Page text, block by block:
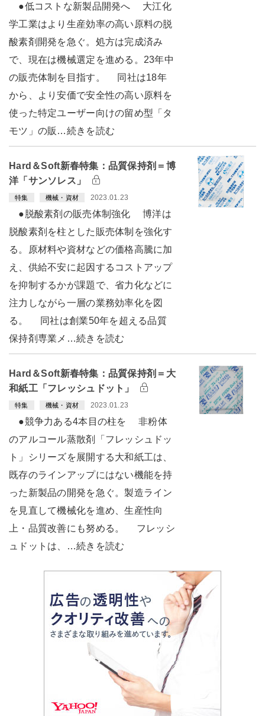
●低コストな新製品開発へ 大江化
学工業はより生産効率の高い原料の脱
酸素剤開発を急ぐ。処方は完成済み
で、現在は機械選定を進める。23年中
の販売体制を目指す。 同社は18年
から、より安価で安全性の高い原料を
使った特定ユーザー向けの留め型「タ
モツ」の販…続きを読む
Hard＆Soft新春特集：品質保持剤＝博
洋「サンソレス」
特集 機械・資材 2023.01.23
●脱酸素剤の販売体制強化 博洋は
脱酸素剤を柱とした販売体制を強化す
る。原材料や資材などの価格高騰に加
え、供給不安に起因するコストアップ
を抑制するかが課題で、省力化などに
注力しながら一層の業務効率化を図
る。 同社は創業50年を超える品質
保持剤専業メ…続きを読む
Hard＆Soft新春特集：品質保持剤＝大
和紙工「フレッシュドット」
特集 機械・資材 2023.01.23
●競争力ある4本目の柱を 非粉体
のアルコール蒸散剤「フレッシュドッ
ト」シリーズを展開する大和紙工は、
既存のラインアップにはない機能を持
った新製品の開発を急ぐ。製造ライン
を見直して機械化を進め、生産性向
上・品質改善にも努める。 フレッシ
ュドットは、…続きを読む